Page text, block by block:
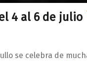
4 al 6 de julio
se celebra de